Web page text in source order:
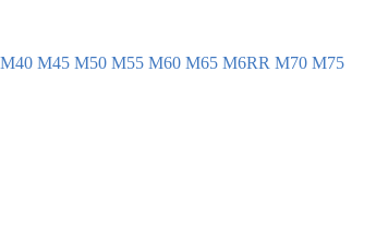
М40 М45 М50 М55 М60 М65 М6RR М70 М75